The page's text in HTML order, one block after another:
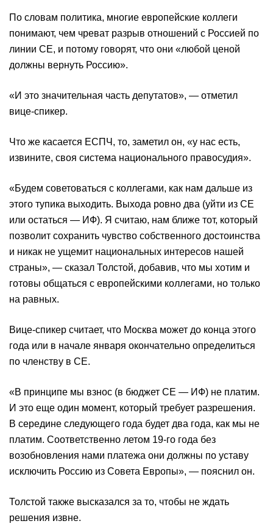
По словам политика, многие европейские коллеги
понимают, чем чреват разрыв отношений с Россией по
линии СЕ, и потому говорят, что они «любой ценой
должны вернуть Россию».
«И это значительная часть депутатов», — отметил
вице-спикер.
Что же касается ЕСПЧ, то, заметил он, «у нас есть,
извините, своя система национального правосудия».
«Будем советоваться с коллегами, как нам дальше из
этого тупика выходить. Выхода ровно два (уйти из СЕ
или остаться — ИФ). Я считаю, нам ближе тот, который
позволит сохранить чувство собственного достоинства
и никак не ущемит национальных интересов нашей
страны», — сказал Толстой, добавив, что мы хотим и
готовы общаться с европейскими коллегами, но только
на равных.
Вице-спикер считает, что Москва может до конца этого
года или в начале января окончательно определиться
по членству в СЕ.
«В принципе мы взнос (в бюджет СЕ — ИФ) не платим.
И это еще один момент, который требует разрешения.
В середине следующего года будет два года, как мы не
платим. Соответственно летом 19-го года без
возобновления нами платежа они должны по уставу
исключить Россию из Совета Европы», — пояснил он.
Толстой также высказался за то, чтобы не ждать
решения извне.